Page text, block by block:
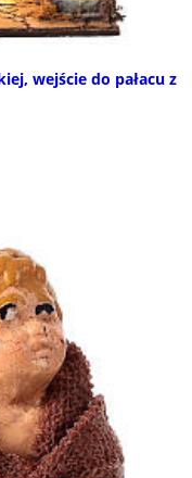
wejście do pałacu z